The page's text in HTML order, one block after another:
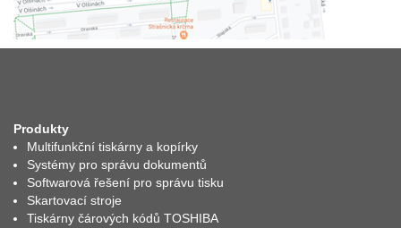
Produkty
Multifunkční tiskárny a kopírky
Systémy pro správu dokumentů
Softwarová řešení pro správu tisku
Skartovací stroje
Tiskárny čárových kódů TOSHIBA